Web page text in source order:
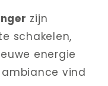
zijn
schakelen,
energie
vind